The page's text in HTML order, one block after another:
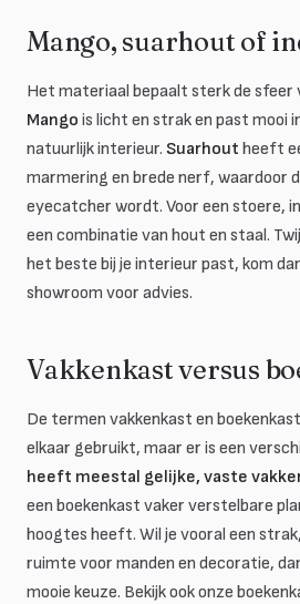
Mango, suarhout of
Het materiaal bepaalt sterk de sfeer
Mango is licht en strak en past mooi
natuurlijk interieur. Suarhout heeft
marmering en brede nerf, waardoor
eyecatcher wordt. Voor een stoere,
een combinatie van hout en staal.
het beste bij je interieur past, kom
showroom voor advies.
Vakkenkast versus
De termen vakkenkast en
elkaar gebruikt, maar er is een
heeft meestal gelijke, vaste
een boekenkast vaker verstelbare
hoogtes heeft. Wil je vooral een
ruimte voor manden en decoratie,
mooie keuze. Bekijk ook onze